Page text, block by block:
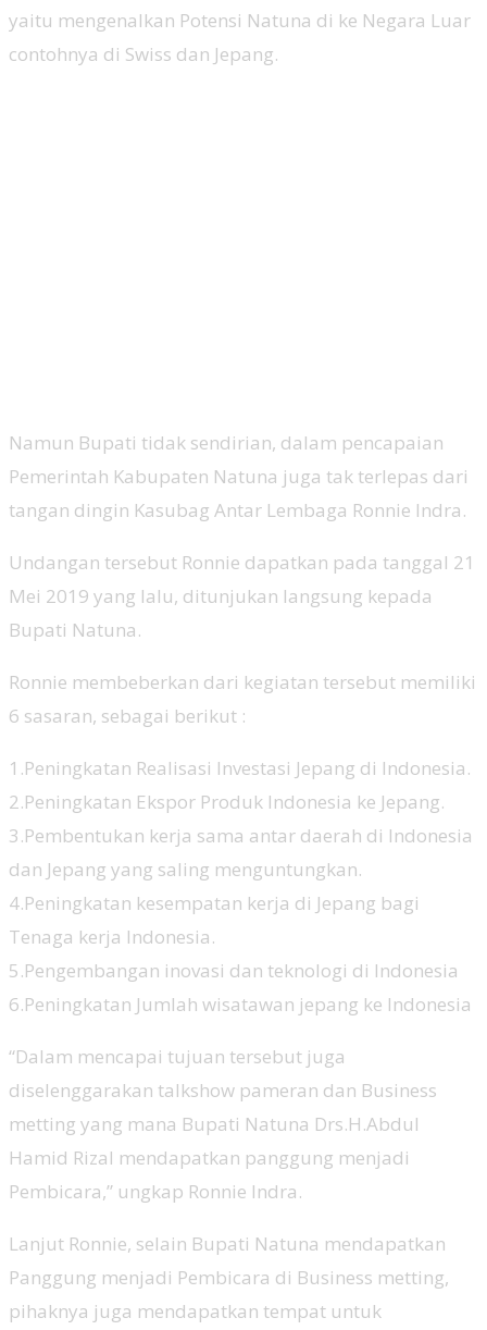
yaitu mengenalkan Potensi Natuna di ke Negara Luar
contohnya di Swiss dan Jepang.
Namun Bupati tidak sendirian, dalam pencapaian
Pemerintah Kabupaten Natuna juga tak terlepas dari
tangan dingin Kasubag Antar Lembaga Ronnie Indra.
Undangan tersebut Ronnie dapatkan pada tanggal 21
Mei 2019 yang lalu, ditunjukan langsung kepada
Bupati Natuna.
Ronnie membeberkan dari kegiatan tersebut memiliki
6 sasaran, sebagai berikut :
1.Peningkatan Realisasi Investasi Jepang di Indonesia.
2.Peningkatan Ekspor Produk Indonesia ke Jepang.
3.Pembentukan kerja sama antar daerah di Indonesia
dan Jepang yang saling menguntungkan.
4.Peningkatan kesempatan kerja di Jepang bagi
Tenaga kerja Indonesia.
5.Pengembangan inovasi dan teknologi di Indonesia
6.Peningkatan Jumlah wisatawan jepang ke Indonesia
“Dalam mencapai tujuan tersebut juga
diselenggarakan talkshow pameran dan Business
metting yang mana Bupati Natuna Drs.H.Abdul
Hamid Rizal mendapatkan panggung menjadi
Pembicara,” ungkap Ronnie Indra.
Lanjut Ronnie, selain Bupati Natuna mendapatkan
Panggung menjadi Pembicara di Business metting,
pihaknya juga mendapatkan tempat untuk